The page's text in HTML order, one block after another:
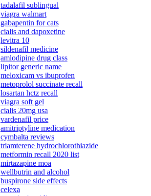
tadalafil sublingual
viagra walmart
gabapentin for cats
cialis and dapoxetine
levitra 10
sildenafil medicine
amlodipine drug class
lipitor generic name
meloxicam vs ibuprofen
metoprolol succinate recall
losartan hctz recall
viagra soft gel
cialis 20mg usa
vardenafil price
amitriptyline medication
cymbalta reviews
triamterene hydrochlorothiazide
metformin recall 2020 list
mirtazapine moa
wellbutrin and alcohol
buspirone side effects
celexa